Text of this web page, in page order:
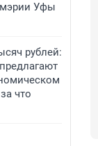
Уфы
рублей:
что